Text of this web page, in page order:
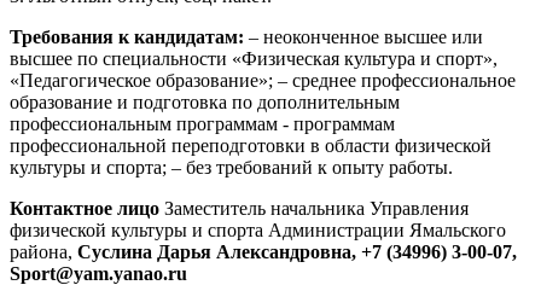
Требования к кандидатам: – неоконченное высшее или
высшее по специальности «Физическая культура и спорт»,
«Педагогическое образование»; – среднее профессиональное
образование и подготовка по дополнительным
профессиональным программам - программам
профессиональной переподготовки в области физической
культуры и спорта; – без требований к опыту работы.
Контактное лицо Заместитель начальника Управления
физической культуры и спорта Администрации Ямальского
района, Суслина Дарья Александровна, +7 (34996) 3-00-07,
Sport@yam.yanao.ru